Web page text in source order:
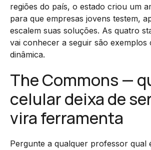
regiões do país, o estado criou um
para que empresas jovens testem,
escalem suas soluções. As quatro
vai conhecer a seguir são exemplos
dinâmica.
The Commons —
celular deixa de
vira ferramenta
Pergunte a qualquer professor qual